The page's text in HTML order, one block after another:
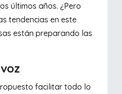
últimos años. ¿Pero
tendencias en este
están preparando las
facilitar todo lo